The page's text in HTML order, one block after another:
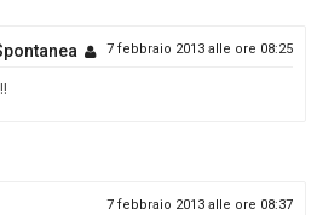
7 febbraio 2013 alle ore 08:25
7 febbraio 2013 alle ore 08:37